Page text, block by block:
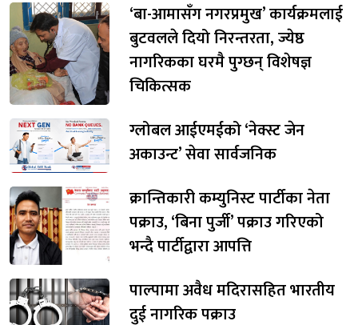
‘बा-आमासँग नगरप्रमुख’ कार्यक्रमलाई
बुटवलले दियो निरन्तरता, ज्येष्ठ
नागरिकका घरमै पुग्छन् विशेषज्ञ
चिकित्सक
ग्लोबल आईएमईको ‘नेक्स्ट जेन
अकाउन्ट’ सेवा सार्वजनिक
क्रान्तिकारी कम्युनिस्ट पार्टीका नेता
पक्राउ, ‘बिना पुर्जी’ पक्राउ गरिएको
भन्दै पार्टीद्वारा आपत्ति
पाल्पामा अवैध मदिरासहित भारतीय
दुई नागरिक पक्राउ